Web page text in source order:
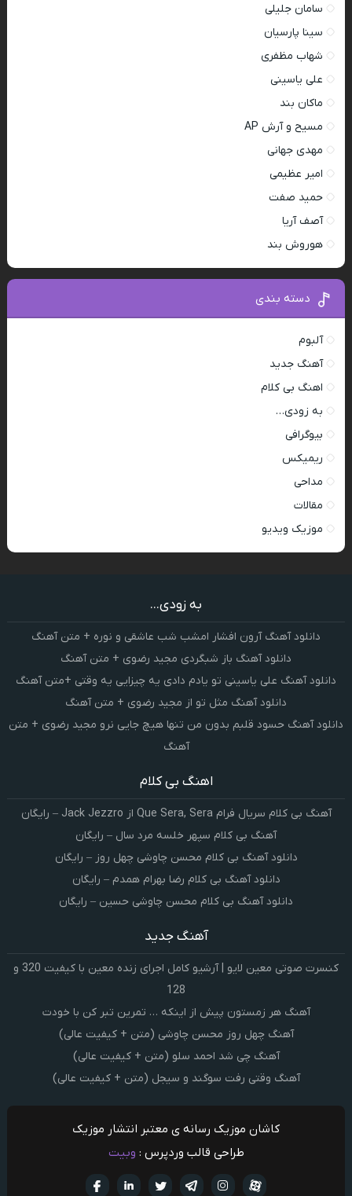
سامان جلیلی
سینا پارسیان
شهاب مظفری
علی یاسینی
ماکان بند
مسیح و آرش AP
مهدی جهانی
امیر عظیمی
حمید صفت
آصف آریا
هوروش بند
دسته بندی
آلبوم
آهنگ جدید
اهنگ بی کلام
به زودی…
بیوگرافی
ریمیکس
مداحی
مقالات
موزیک ویدیو
به زودی...
دانلود آهنگ آرون افشار امشب شب عاشقی و نوره + متن آهنگ
دانلود آهنگ باز شبگردی مجید رضوی + متن آهنگ
دانلود آهنگ علی یاسینی تو یادم دادی یه چیزایی یه وقتی +متن آهنگ
دانلود آهنگ مثل تو از مجید رضوی + متن آهنگ
دانلود آهنگ حسود قلبم بدون من تنها هیچ جایی نرو مجید رضوی + متن
آهنگ
اهنگ بی کلام
آهنگ بی کلام سریال فرام Que Sera, Sera از Jack Jezzro – رایگان
آهنگ بی کلام سپهر خلسه مرد سال – رایگان
دانلود آهنگ بی کلام محسن چاوشی چهل روز – رایگان
دانلود آهنگ بی کلام رضا بهرام همدم – رایگان
دانلود آهنگ بی کلام محسن چاوشی حسین – رایگان
آهنگ جدید
کنسرت صوتی معین لایو | آرشیو کامل اجرای زنده معین با کیفیت 320 و
128
آهنگ هر زمستون پیش از اینکه … تمرین تبر کن با خودت
آهنگ چهل روز محسن چاوشی (متن + کیفیت عالی)
آهنگ چی شد احمد سلو (متن + کیفیت عالی)
آهنگ وقتی رفت سوگند و سیجل (متن + کیفیت عالی)
کاشان موزیک رسانه ی معتبر انتشار موزیک
طراحی قالب وردپرس : وبیت
تويتر تلگرام
اینستاگرام آپارات